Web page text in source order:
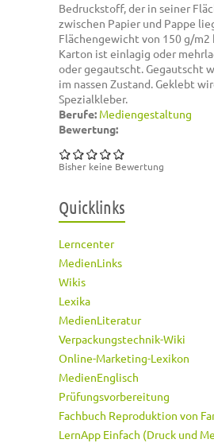
Bedruckstoff, der in seiner
zwischen Papier und Pappe
Flächengewicht von 150 g/m2
Karton ist einlagig oder
oder gegautscht. Gegautscht
im nassen Zustand. Geklebt
Spezialkleber.
Berufe: Mediengestaltung
Bewertung:
Bisher keine Bewertung
Quicklinks
Lerncenter
MedienLinks
Wikis
Lexika
MedienLiteratur
Verpackungstechnik-Wiki
Online-Marketing-Lexikon
MedienEnglisch
Prüfungsvorbereitung
Fachbuch Reproduktion von
LernApp Einfach (Druck und